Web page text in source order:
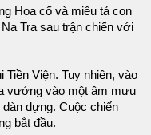
Hoa cổ và miêu tả con
Tra sau trận chiến với
Tiền Viện. Tuy nhiên, vào
vướng vào một âm mưu
dựng. Cuộc chiến
bắt đầu.